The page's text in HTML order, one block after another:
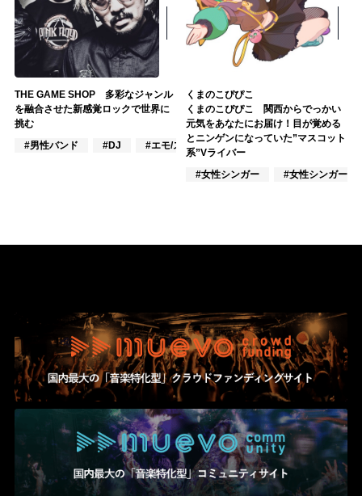
THE GAME SHOP 多彩なジャンル
を融合させた新感覚ロックで世界に
挑む
#男性バンド
#DJ #エモ/スクリーモ
くまのこぴぴこ
くまのこぴぴこ 関西からでっかい
元気をあなたにお届け！目が覚める
とニンゲンになっていた”マスコット
系”Vライバー
#女性シンガー
#女性シンガーグ